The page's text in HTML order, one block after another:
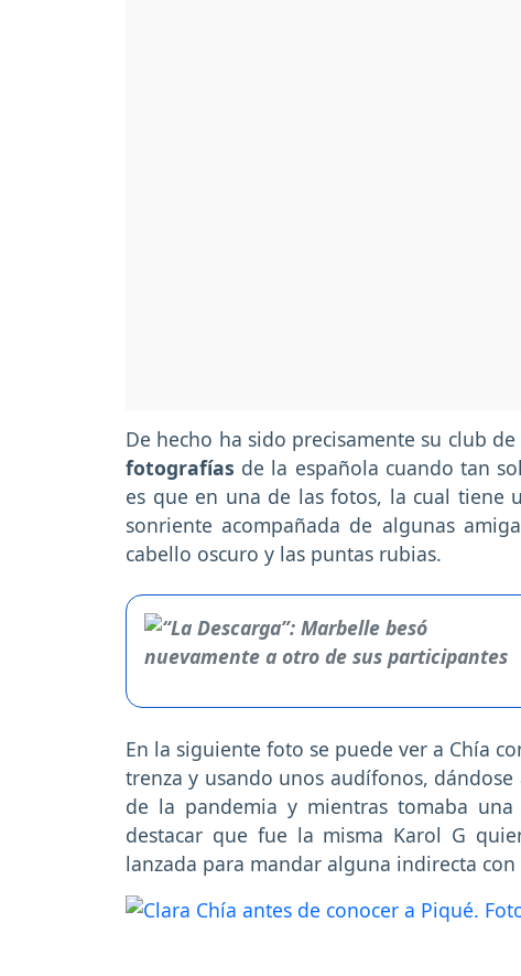
De hecho ha sido precisamente su club
fotografías de la española cuando tan
es que en una de las fotos, la cual tiene
sonriente acompañada de algunas
cabello oscuro y las puntas rubias.
En la siguiente foto se puede ver a Chía
trenza y usando unos audífonos,
de la pandemia y mientras tomaba
destacar que fue la misma Karol G
lanzada para mandar alguna indirecta